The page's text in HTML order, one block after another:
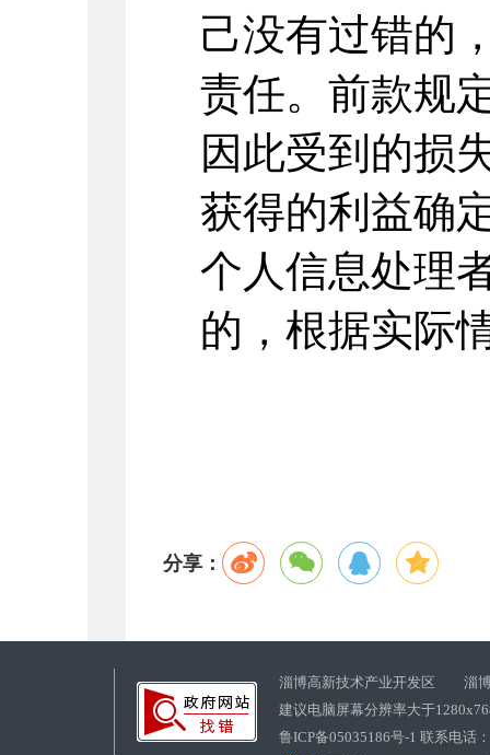
己没有过错的
责任。前款规
因此受到的损
获得的利益确
个人信息处理
的，根据实际
分享：
淄博高新技术产业开发区 淄博
建议电脑屏幕分辨率大于
鲁ICP备05035186号-1 联系电话